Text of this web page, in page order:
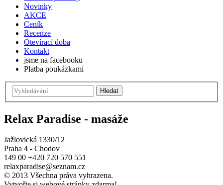
Novinky
AKCE
Ceník
Recenze
Otevírací doba
Kontakt
jsme na facebooku
Platba poukázkami
Hledat
Relax Paradise - masáže
Jažlovická 1330/12
Praha 4 - Chodov
149 00 +420 720 570 551
relaxparadise@seznam.cz
© 2013 Všechna práva vyhrazena.